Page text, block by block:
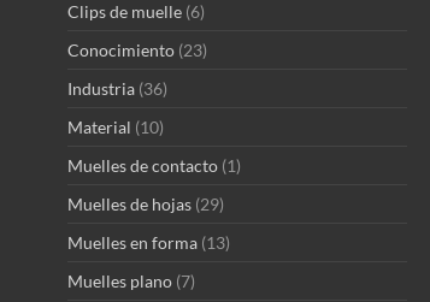
Clips de muelle (6)
Conocimiento (23)
Industria (36)
Material (10)
Muelles de contacto (1)
Muelles de hojas (29)
Muelles en forma (13)
Muelles plano (7)